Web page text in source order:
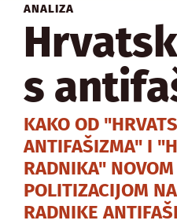
ANALIZA
s
KAKO OD
ANTIFAŠIZMA" I
RADNIKA" NOVOM
POLITIZACIJOM
RADNIKE